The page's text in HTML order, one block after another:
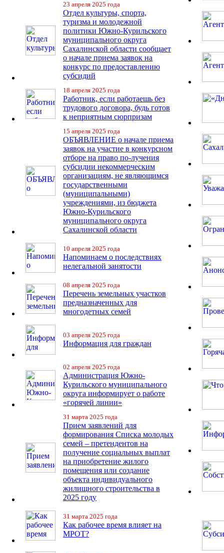
23 апреля 2025 года
Отдел культуры, спорта,
туризма и молодежной
политики Южно-Курильского
муниципального округа
Сахалинской области сообщает
о начале приема заявок на
конкурс по предоставлению
субсидий
18 апреля 2025 года
Работник, если работаешь без
трудового договора, будь готов
к неприятным сюрпризам
15 апреля 2025 года
ОБЪЯВЛЕНИЕ о начале приема
заявок на участие в конкурсном
отборе на право по-лучения
субсидии некоммерческим
организациям, не являющимся
государственными
(муниципальными)
учреждениями, из бюджета
Южно-Курильского
муниципального округа
Сахалинской области
10 апреля 2025 года
Напоминаем о последствиях
нелегальной занятости
08 апреля 2025 года
Перечень земельных участков
предназначенных для
многодетных семей
03 апреля 2025 года
Информация для граждан
02 апреля 2025 года
Администрация Южно-
Курильского муниципального
округа информирует о работе
«горячей линии»
31 марта 2025 года
Прием заявлений для
формирования Списка молодых
семей – претендентов на
получение социальных выплат
на приобретение жилого
помещения или создание
объекта индивидуального
жилищного строительства в
2025 году
31 марта 2025 года
Как рабочее время влияет на
МРОТ?